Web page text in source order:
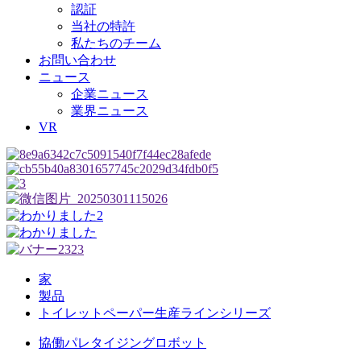
認証
当社の特許
私たちのチーム
お問い合わせ
ニュース
企業ニュース
業界ニュース
VR
家
製品
トイレットペーパー生産ラインシリーズ
協働パレタイジングロボット